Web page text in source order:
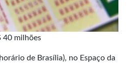
40 milhões
de Brasília), no Espaço da